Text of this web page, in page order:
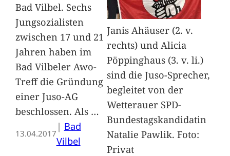
Bad Vilbel. Sechs
Jungsozialisten
zwischen 17 und 21
Jahren haben im
Bad Vilbeler Awo-
Treff die Gründung
einer Juso-AG
beschlossen. Als …
13.04.2017
| Bad
Vilbel
Janis Ahäuser (2. v.
rechts) und Alicia
Pöppinghaus (3. v. li.)
sind die Juso-Sprecher,
begleitet von der
Wetterauer SPD-
Bundestagskandidatin
Natalie Pawlik. Foto:
Privat